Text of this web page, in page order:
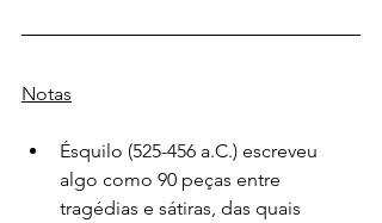
Notas
Ésquilo (525-456 a.C.) escreveu
algo como 90 peças entre
tragédias e sátiras, das quais